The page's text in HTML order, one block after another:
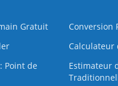
Gratuit
Conversion
Calculateur
Point de
Estimateur